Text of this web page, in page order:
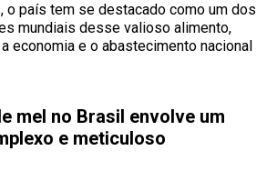
o país tem se destacado como um dos
mundiais desse valioso alimento,
economia e o abastecimento nacional
mel no Brasil envolve um
e meticuloso